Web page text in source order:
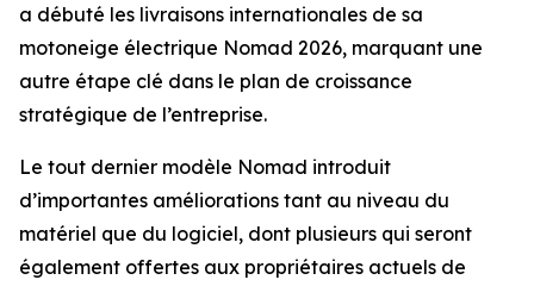
a débuté les livraisons internationales de sa
motoneige électrique Nomad 2026, marquant une
autre étape clé dans le plan de croissance
stratégique de l’entreprise.
Le tout dernier modèle Nomad introduit
d’importantes améliorations tant au niveau du
matériel que du logiciel, dont plusieurs qui seront
également offertes aux propriétaires actuels de